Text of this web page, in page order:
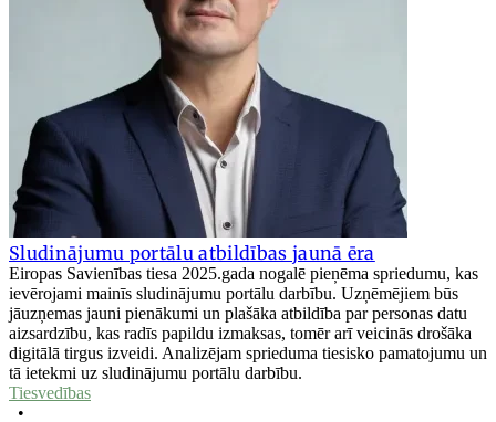
Sludinājumu portālu atbildības jaunā ēra
Eiropas Savienības tiesa 2025.gada nogalē pieņēma spriedumu, kas
ievērojami mainīs sludinājumu portālu darbību. Uzņēmējiem būs
jāuzņemas jauni pienākumi un plašāka atbildība par personas datu
aizsardzību, kas radīs papildu izmaksas, tomēr arī veicinās drošāka
digitālā tirgus izveidi. Analizējam sprieduma tiesisko pamatojumu un
tā ietekmi uz sludinājumu portālu darbību.
Tiesvedības
•